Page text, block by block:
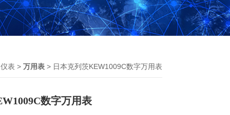
表 > 万用表 > 日本克列茨KEW1009C数字万用表
数字万用表